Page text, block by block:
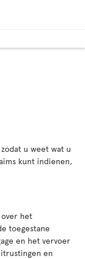
u weet wat u
kunt indienen,
het
toegestane
en het vervoer
en